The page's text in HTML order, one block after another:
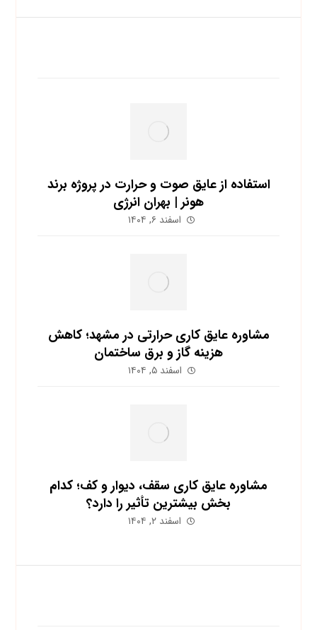
استفاده از عایق صوت و حرارت در پروژه برند
هونر | بهران انرژی
اسفند ۶, ۱۴۰۴
مشاوره عایق کاری حرارتی در مشهد؛ کاهش
هزینه گاز و برق ساختمان
اسفند ۵, ۱۴۰۴
مشاوره عایق کاری سقف، دیوار و کف؛ کدام
بخش بیشترین تأثیر را دارد؟
اسفند ۲, ۱۴۰۴